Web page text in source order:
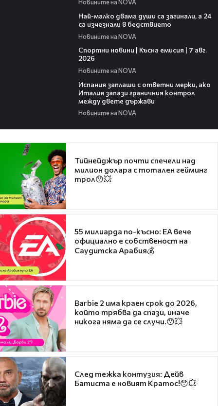
Новините на NOVA
Най-малко двама души са загинали, а 24
са изчезнали в бедствието
Новините на NOVA
Спортни новини | Късна емисия | 7 авг.
2026
Новините на NOVA
Испания заплаши с ответни мерки, ако
Италия запази граничния контрол
между двете държави
Новините на NOVA
Тийнейджър почти спечели над
милион долара с тотален гейминг
трол😯💥
55 милиарда по-късно: EA вече
официално е собственост на
Саудитска Арабия💰
Barbie 2 има краен срок до 2026,
който трябва да спази, иначе
никога няма да се случи.😯💥
След тежка контузия: Дейв
Батиста е новият Кратос!😯💥